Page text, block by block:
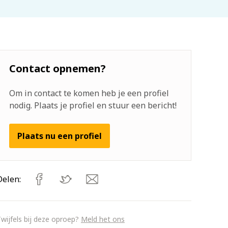
Contact opnemen?
Om in contact te komen heb je een profiel
nodig. Plaats je profiel en stuur een bericht!
Plaats nu een profiel
bij deze oproep? Meld het ons